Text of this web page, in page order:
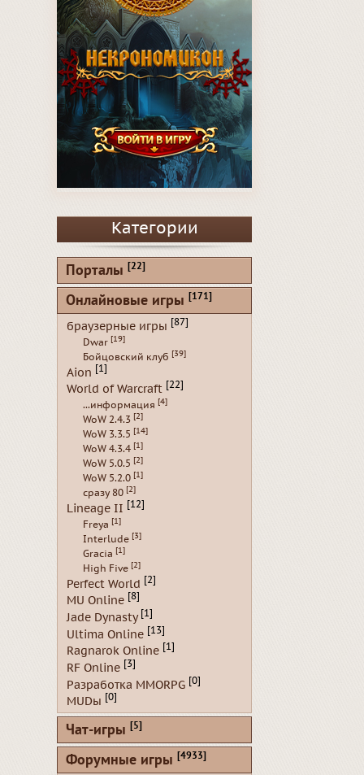
Категории
Порталы [22]
Онлайновые игры [171]
браузерные игры [87]
Dwar [19]
Бойцовский клуб [39]
Aion [1]
World of Warcraft [22]
...информация [4]
WoW 2.4.3 [2]
WoW 3.3.5 [14]
WoW 4.3.4 [1]
WoW 5.0.5 [2]
WoW 5.2.0 [1]
сразу 80 [2]
Lineage II [12]
Freya [1]
Interlude [3]
Gracia [1]
High Five [2]
Perfect World [2]
MU Online [8]
Jade Dynasty [1]
Ultima Online [13]
Ragnarok Online [1]
RF Online [3]
Разработка MMORPG [0]
MUDы [0]
Чат-игры [5]
Форумные игры [4933]